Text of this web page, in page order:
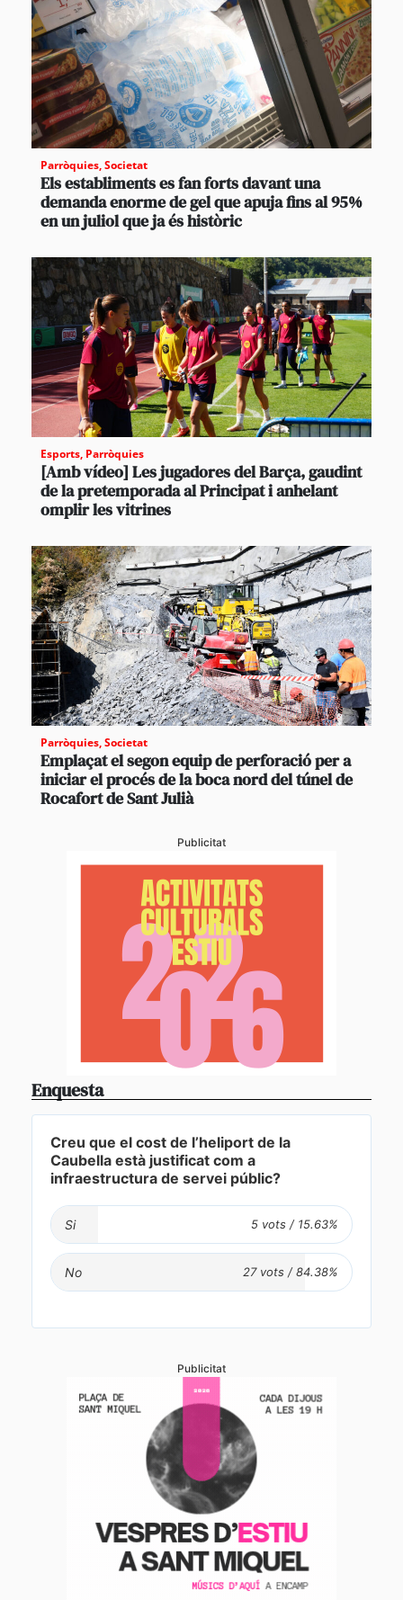
Parròquies,Societat
Els establiments es fan forts davant una
demanda enorme de gel que apuja fins al 95%
en un juliol que ja és històric
Esports, Parròquies
[Amb vídeo] Les jugadores del Barça, gaudint
de la pretemporada al Principat i anhelant
omplir les vitrines
Parròquies,Societat
Emplaçat el segon equip de perforació per a
iniciar el procés de la boca nord del túnel de
Rocafort de Sant Julià
Publicitat
Enquesta
Creu que el cost de l’heliport de la
Caubella està justificat com a
infraestructura de servei públic?
Si
No
Publicitat